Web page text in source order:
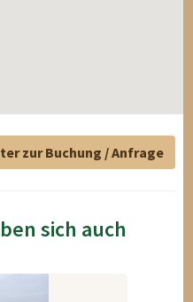
zur Buchung / Anfrage
sich auch